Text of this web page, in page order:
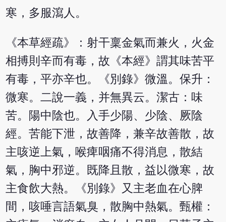
寒，多服瀉人。
《本草經疏》：射干稟金氣而兼火，火金
相搏則辛而有毒，故《本經》謂其味苦平
有毒，平亦辛也。《別錄》微溫。保升：
微寒。二說一義，并無異云。潔古：味
苦。陽中陰也。入手少陽、少陰、厥陰
經。苦能下泄，故善降，兼辛故善散，故
主咳逆上氣，喉痺咽痛不得消息，散結
氣，胸中邪逆。既降且散，益以微寒，故
主食飲大熱。《別錄》又主老血在心脾
間，咳唾言語氣臭，散胸中熱氣。甄權：